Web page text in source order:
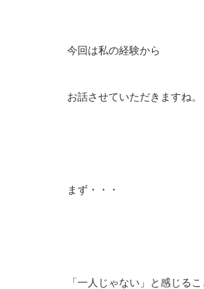
今回は私の経験から
お話させていただきますね。
まず・・・
「一人じゃない」と感じる